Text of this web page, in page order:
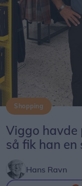
Shopping
Viggo havde
så fik han
Hans Ravn